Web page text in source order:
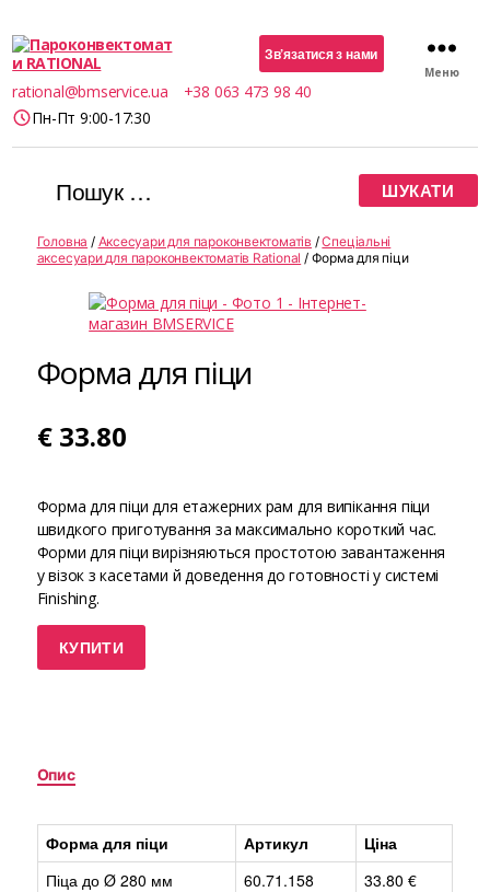
Пароконвектомати
RATIONAL
Зв’язатися з нами
rational@bmservice.ua
+38 063 473 98 40
Пн-Пт 9:00-17:30
Меню
Шукати:
Головна / Аксесуари для пароконвектоматів /Спеціальні
аксесуари для пароконвектоматів Rational / Форма для піци
Форма для піци
€ 33.80
Форма для піци для етажерних рам для випікання піци
швидкого приготування за максимально короткий час.
Форми для піци вирізняються простотою завантаження
у візок з касетами й доведення до готовності у системі
Finishing.
КУПИТИ
Опис
Форма для піци Артикул
Ціна
Піца до Ø 280 мм
60.71.158 33.80 €